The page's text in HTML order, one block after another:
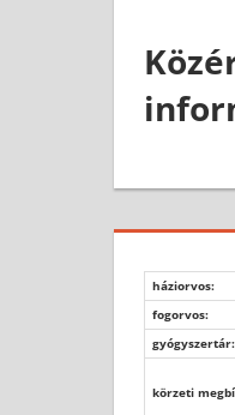
háziorvos:
fogorvos:
gyógyszertár:
körzeti